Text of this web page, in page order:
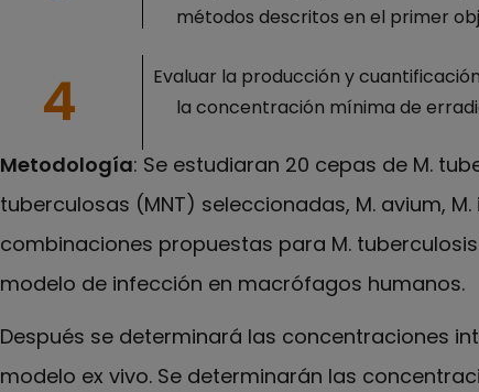
métodos descritos en el primer
Evaluar la producción y
la concentración mínima de
Metodología: Se estudiaran 20 cepas de M.
tuberculosas (MNT) seleccionadas, M. avium,
combinaciones propuestas para M.
modelo de infección en macrófagos humanos.
Después se determinará las concentraciones
modelo ex vivo. Se determinarán las